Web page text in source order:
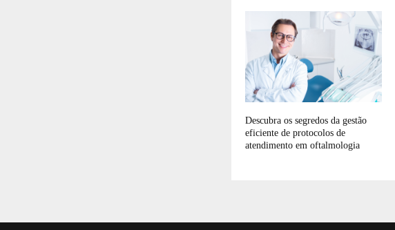
Descubra os segredos da gestão
eficiente de protocolos de
atendimento em oftalmologia